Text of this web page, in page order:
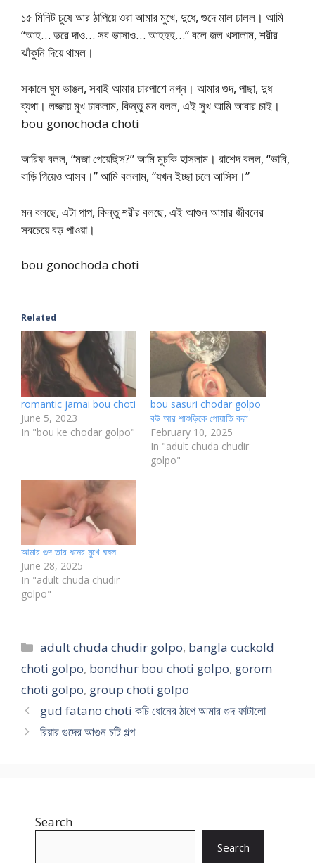
১৫ মিনিট চুষে আর ঠাপিয়ে ওরা আমার মুখে, দুধে, গুদে মাল ঢালল। আমি
“আহ… ভরে দাও… সব ভাসাও… আহহহ…” বলে জল খসালাম, শরীর
ঝাঁকুনি দিয়ে থামল।
সকালে ঘুম ভাঙল, সবাই আমার চারপাশে নগ্ন। আমার গুদ, পাছা, দুধ
ব্যথা। লজ্জায় মুখ ঢাকলাম, কিন্তু মন বলল, এই সুখ আমি আবার চাই।
bou gonochoda choti
আরিফ বলল, “মজা পেয়েছিস?” আমি মুচকি হাসলাম। রাশেদ বলল, “ভাবি,
বাড়ি গিয়েও আসব।” আমি বললাম, “যখন ইচ্ছা চলে আসিস।”
মন বলছে, এটা পাপ, কিন্তু শরীর বলছে, এই আগুন আমার জীবনের
সবচেয়ে বড় পাওয়া।
bou gonochoda choti
Related
romantic jamai bou choti
June 5, 2023
In "bou ke chodar golpo"
bou sasuri chodar golpo
বউ আর শাশুড়িকে পোয়াতি করা
February 10, 2025
In "adult chuda chudir
golpo"
আমার গুদ তার ধনের মুখে ঘষল
June 28, 2025
In "adult chuda chudir
golpo"
Categories
adult chuda chudir golpo, bangla cuckold
choti golpo, bondhur bou choti golpo, gorom
choti golpo, group choti golpo
gud fatano choti কচি ধোনের ঠাপে আমার গুদ ফাটালো
রিয়ার গুদের আগুন চটি গল্প
Search
Search